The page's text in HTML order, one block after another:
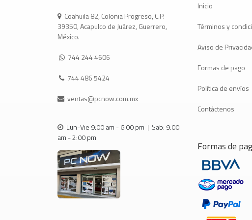
Coahuila 82, Colonia Progreso, C.P.
39350, Acapulco de Juárez, Guerrero,
México.
744 244 4606
744 486 5424
ventas@pcnow.com.mx
Lun-Vie 9:00 am - 6:00 pm | Sab: 9:00
am - 2:00 pm
Inicio
Términos y
Aviso de
Formas de pago
Política de envíos
Contáctenos
Formas de